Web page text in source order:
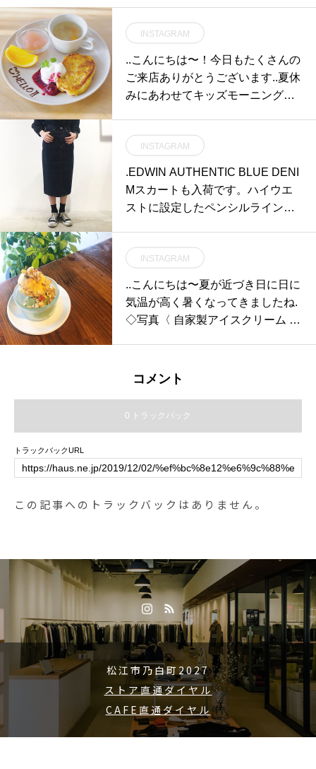
INSTAGRAM
..こんにちは〜！今日もたくさんの
ご来店ありがとうございます︎..夏休
みにあわせてキッズモーニングが
ートとドリンクがセットになって
おります◎.キッズモーニングプレ
ート380円です…！！小学生以下
のお客さま限定のご注文になりま
スも何個かご用意しております◎
ベビーカーの入店も可能です◎…
ご来店お待ちしております♡..mor
ning9:00〜11:00(lo.10:30)lunch11:
30〜14:00cafe14:00〜18:00dinner
18:00〜21:00(lo.20:15)..#morning
#breakfast #朝ごはん #モーニング
レート#フレンチトースト#デザー
#bistrocafe #cafe #カフェ#hausma
tsue #haus_matsue #松江カフェ #
INSTAGRAM
.EDWIN AUTHENTIC BLUE DENI
Mスカートも入荷です。ハイウエ
ストに設定したペンシルライン。
らもどうぞ︎@haus_howell …#mar
garethowell #edwin#authentic Blu
e denim #denimskirt#denim#skirt#
hausmatsue #島根#松江
INSTAGRAM
..こんにちは〜︎夏が近づき日に日に
気温が高く暑くなってきましたね︎.
◇写真〈 自家製アイスクリーム 2
バニラ、チョコレート、抹茶練乳
ります。(ラストオーダー 20時15
分)ご来店お待ちしております！..#
ル#cafestagram #instafood #cafe #
カフェ #カフェ巡り#haus_matsue
#hausmatsue #松江カフェ #島根
カフェ #松江 #島根 #山陰
コメント
0 トラックバック
トラックバックURL
この記事へのトラックバックはありません。
松江市乃白町2027
ストア直通ダイヤル
CAFE直通ダイヤル